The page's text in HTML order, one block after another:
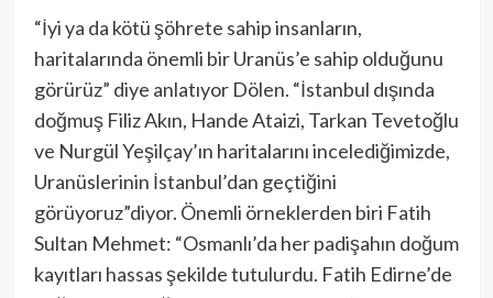
“İyi ya da kötü şöhrete sahip insanların,
haritalarında önemli bir Uranüs’e sahip olduğunu
görürüz” diye anlatıyor Dölen. “İstanbul dışında
doğmuş Filiz Akın, Hande Ataizi, Tarkan Tevetoğlu
ve Nurgül Yeşilçay’ın haritalarını incelediğimizde,
Uranüslerinin İstanbul’dan geçtiğini
görüyoruz”diyor. Önemli örneklerden biri Fatih
Sultan Mehmet: “Osmanlı’da her padişahın doğum
kayıtları hassas şekilde tutulurdu. Fatih Edirne’de